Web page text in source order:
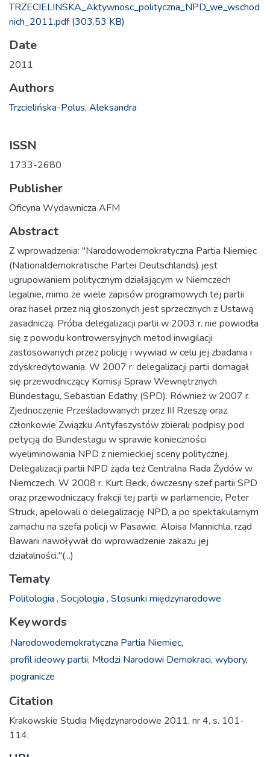
TRZECIELINSKA_Aktywnosc_polityczna_NPD_we_wschod
nich_2011.pdf(303.53 KB)
Date
2011
Authors
Trzcielińska-Polus, Aleksandra
ISSN
1733-2680
Publisher
Oficyna Wydawnicza AFM
Abstract
Z wprowadzenia: "Narodowodemokratyczna Partia Niemiec
(Nationaldemokratische Partei Deutschlands) jest
ugrupowaniem politycznym działającym w Niemczech
legalnie, mimo że wiele zapisów programowych tej partii
oraz haseł przez nią głoszonych jest sprzecznych z Ustawą
zasadniczą. Próba delegalizacji partii w 2003 r. nie powiodła
się z powodu kontrowersyjnych metod inwigilacji
zastosowanych przez policję i wywiad w celu jej zbadania i
zdyskredytowania. W 2007 r. delegalizacji partii domagał
się przewodniczący Komisji Spraw Wewnętrznych
Bundestagu, Sebastian Edathy (SPD). Również w 2007 r.
Zjednoczenie Prześladowanych przez III Rzeszę oraz
członkowie Związku Antyfaszystów zbierali podpisy pod
petycją do Bundestagu w sprawie konieczności
wyeliminowania NPD z niemieckiej sceny politycznej.
Delegalizacji partii NPD żąda też Centralna Rada Żydów w
Niemczech. W 2008 r. Kurt Beck, ówczesny szef partii SPD
oraz przewodniczący frakcji tej partii w parlamencie, Peter
Struck, apelowali o delegalizację NPD, a po spektakularnym
zamachu na szefa policji w Pasawie, Aloisa Mannichla, rząd
Bawarii nawoływał do wprowadzenie zakazu jej
działalności."(...)
Tematy
Politologia , Socjologia , Stosunki międzynarodowe
Keywords
Narodowodemokratyczna Partia Niemiec,
profil ideowy partii, Młodzi Narodowi Demokraci, wybory,
pogranicze
Citation
Krakowskie Studia Międzynarodowe 2011, nr 4, s. 101-
114.